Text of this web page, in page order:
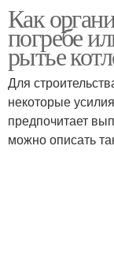
Как
погребе
рытье
Для
некоторые
предпочитает
можно описать